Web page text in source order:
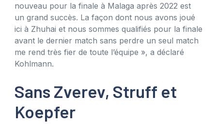
nouveau pour la finale à Malaga après 2022 est
un grand succès. La façon dont nous avons joué
ici à Zhuhai et nous sommes qualifiés pour la finale
avant le dernier match sans perdre un seul match
me rend très fier de toute l’équipe », a déclaré
Kohlmann.
Sans Zverev, Struff et
Koepfer